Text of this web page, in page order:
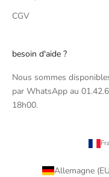
CGV
besoin d'aide ?
Nous sommes
par WhatsApp au
18h00.